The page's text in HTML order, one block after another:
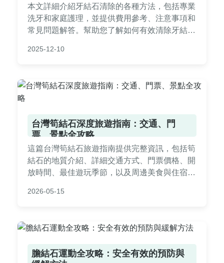
本文詳細介紹牙結石清除的各種方法，包括專業
洗牙和家庭護理，並提供費用參考、注意事項和
常見問題解答。幫助您了解如何有效清除牙結
驗分享，讓您輕鬆做出決策。
2025-12-10
台灣筍結石深度旅遊指南：交通、門
票、景點全攻略
這篇台灣筍結石旅遊指南提供完整資訊，包括筍
結石的地質介紹、詳細交通方式、門票價格、開
放時間、最佳遊玩季節，以及周邊美食與住宿建
種疑問，幫助你輕鬆探索這個自然奇觀。無論是
2026-05-15
膽結石運動全攻略：安全有效的預防與